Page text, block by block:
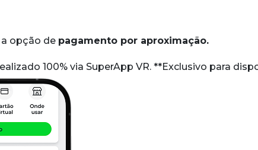
opção de pagamento por aproximação.
100% via SuperApp VR. **Exclusivo para